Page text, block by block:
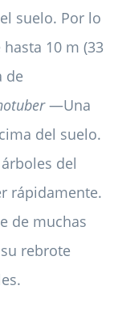
suelo. Por lo
10 m (33
de
—Una
del suelo.
del
rápidamente.
de muchas
rebrote